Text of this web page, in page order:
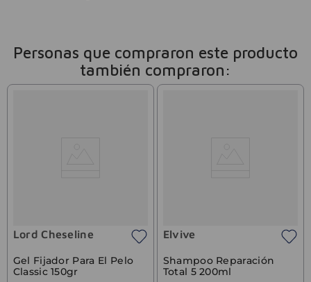
Personas que compraron este producto
también compraron:
Lord Cheseline
Gel Fijador Para El Pelo
Classic 150gr
Elvive
Shampoo Reparación
Total 5 200ml